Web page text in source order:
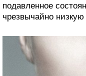
подавленное
чрезвычайно